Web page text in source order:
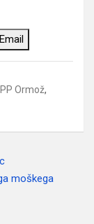
Email
PP Ormož,
moškega